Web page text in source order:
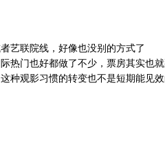
艺联院线，好像也没别的方式了
热门也好都做了不少，票房其实也
种观影习惯的转变也不是短期能见